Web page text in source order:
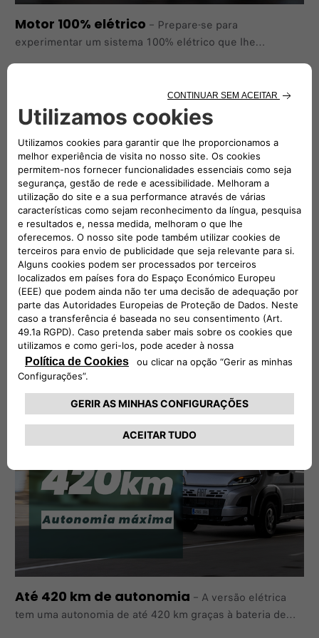
Motor 100% elétrico – Prepare-se para
experimentar um sistema 100% elétrico que lhe
cidade, mesmo onde o tráfego é restrito.
Tenha 80% de bateria em menos de uma
hora–A partir de uma estação de carregamento
pública de 100 kW, é possível recarregar o seu E-Ducato
em menos de uma hora.
Até 420 km de autonomia – A versão elétrica
tem uma autonomia de até 420 km graças à bateria de